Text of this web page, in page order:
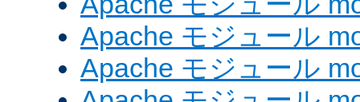
Apache モジュール
Apache モジュール